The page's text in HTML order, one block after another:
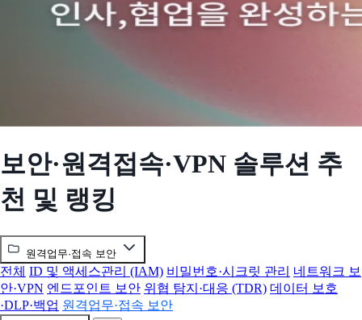
보안·원격접속·VPN 솔루션 추
천 및 랭킹
원격업무·접속 보안
전체 ID 및 액세스관리 (IAM) 비밀번호·시크릿 관리 네트워크 보
안·VPN 엔드포인트 보안 위협 탐지·대응 (TDR) 데이터 보호
·DLP·백업 원격업무·접속 보안